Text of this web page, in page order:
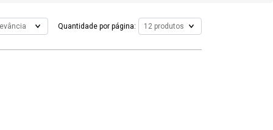
Quantidade por página: